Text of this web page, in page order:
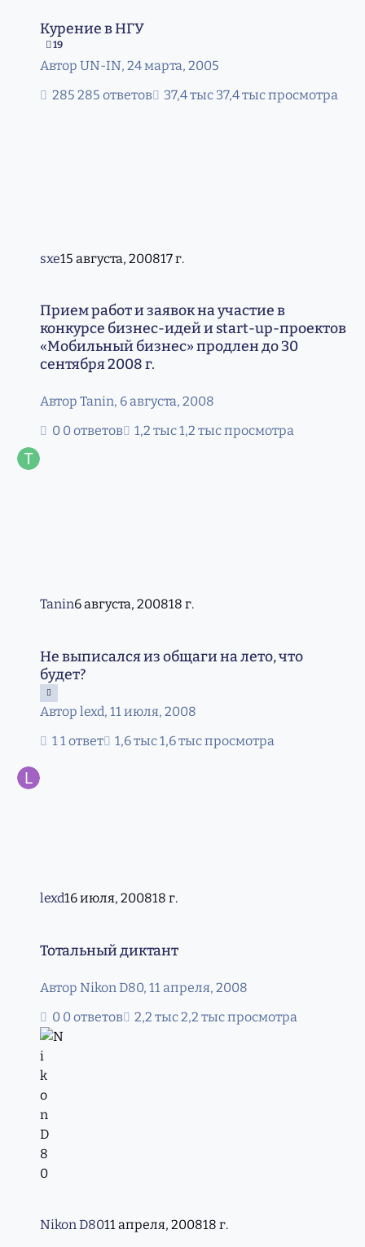
Курение в НГУ
19
Автор UN-IN, 24 марта, 2005
285 ответов
37,4 тыс просмотра
sxe15 августа, 200817 г.
Прием работ и заявок на участие в
конкурсе бизнес-идей и start-up-проектов
«Мобильный бизнес» продлен до 30
сентября 2008 г.
Автор Tanin, 6 августа, 2008
0 ответов
1,2 тыс просмотра
Tanin6 августа, 200818 г.
Не выписался из общаги на лето, что
будет?
Автор lexd, 11 июля, 2008
1 ответ
1,6 тыс просмотра
lexd16 июля, 200818 г.
Тотальный диктант
Автор Nikon D80, 11 апреля, 2008
0 ответов
2,2 тыс просмотра
Nikon D8011 апреля, 200818 г.